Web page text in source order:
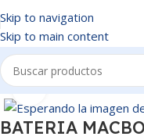
Skip to navigation
Skip to main content
Inicio/BATERIAS
Click to enlarge
BATERIA